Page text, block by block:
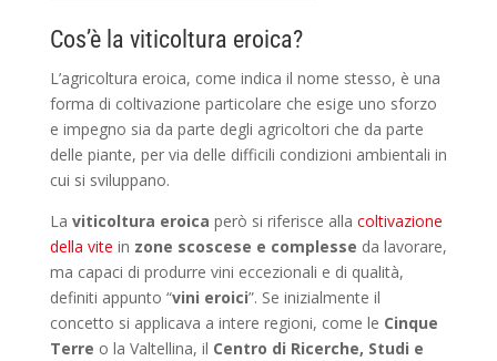
Cos’è la viticoltura eroica?
L’agricoltura eroica, come indica il nome stesso, è una
forma di coltivazione particolare che esige uno sforzo
e impegno sia da parte degli agricoltori che da parte
delle piante, per via delle difficili condizioni ambientali in
cui si sviluppano.
La viticoltura eroica però si riferisce alla coltivazione
della vite in zone scoscese e complesse da lavorare,
ma capaci di produrre vini eccezionali e di qualità,
definiti appunto “vini eroici”. Se inizialmente il
concetto si applicava a intere regioni, come le Cinque
Terre o la Valtellina, il Centro di Ricerche, Studi e